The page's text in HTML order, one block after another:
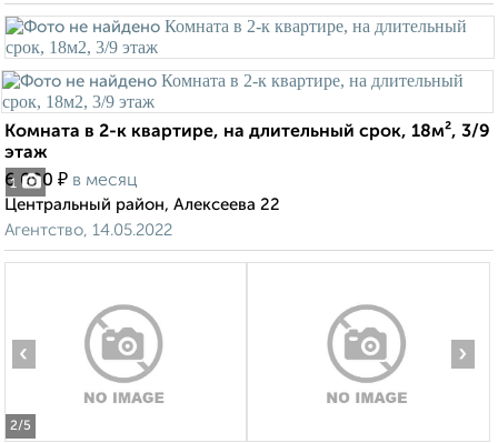
1
Комната в 2-к квартире, на длительный срок, 18м², 3/9
этаж
6 000 ₽ в месяц
Центральный район, Алексеева 22
Агентство, 14.05.2022
2/5
‹ ›